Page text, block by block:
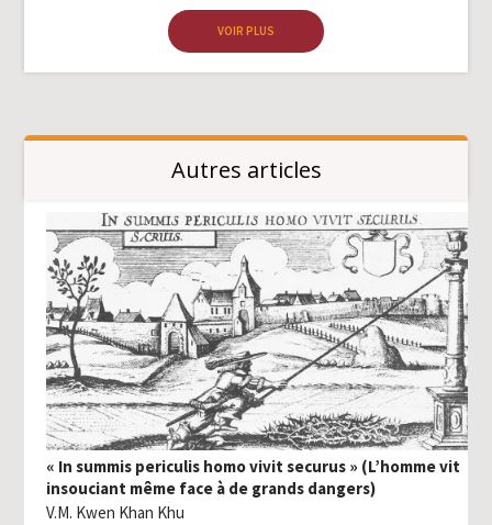
VOIR PLUS
Autres articles
« In summis periculis homo vivit securus » (L’homme vit
insouciant même face à de grands dangers)
V.M. Kwen Khan Khu